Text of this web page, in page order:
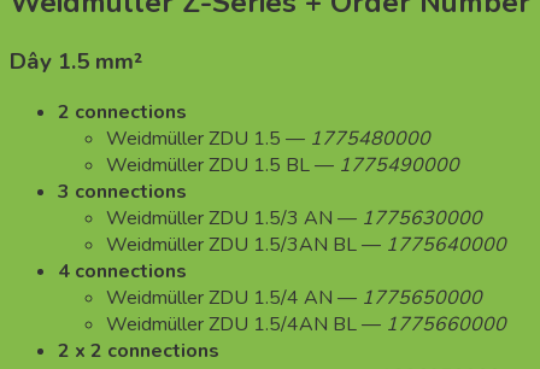
Dây 1.5 mm²
2 connections
Weidmüller ZDU 1.5 — 1775480000
Weidmüller ZDU 1.5 BL — 1775490000
3 connections
Weidmüller ZDU 1.5/3 AN — 1775630000
Weidmüller ZDU 1.5/3AN BL — 1775640000
4 connections
Weidmüller ZDU 1.5/4 AN — 1775650000
Weidmüller ZDU 1.5/4AN BL — 1775660000
2 x 2 connections